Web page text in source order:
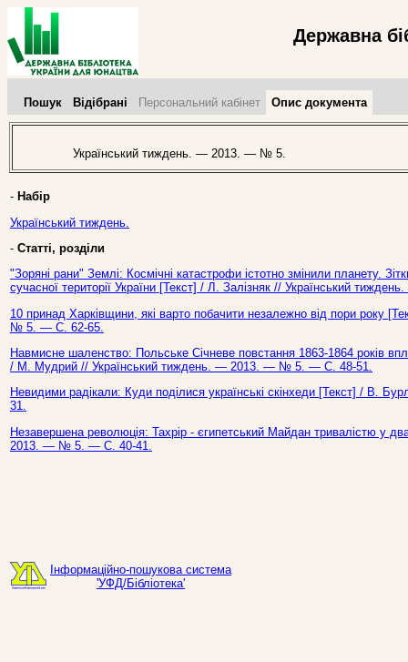
Державна
Пошук Відібрані Персональний кабінет Опис документа
Український тиждень. — 2013. — № 5.
- Набір
Український тиждень.
- Статті, розділи
"Зоряні рани" Землі: Космічні катастрофи істотно змінили планету.
сучасної території України [Текст] / Л. Залізняк // Український
10 принад Харківщини, які варто побачити незалежно від пори року
№ 5. — С. 62-65.
Навмисне шаленство: Польське Січневе повстання 1863-1864 років
/ М. Мудрий // Український тиждень. — 2013. — № 5. — С. 48-51.
Невидими радікали: Куди поділися українські скінхеди [Текст] /
31.
Незавершена революція: Тахрір - єгипетський Майдан тривалістю у
2013. — № 5. — С. 40-41.
Інформаційно-пошукова система
'УФД/Бібліотека'